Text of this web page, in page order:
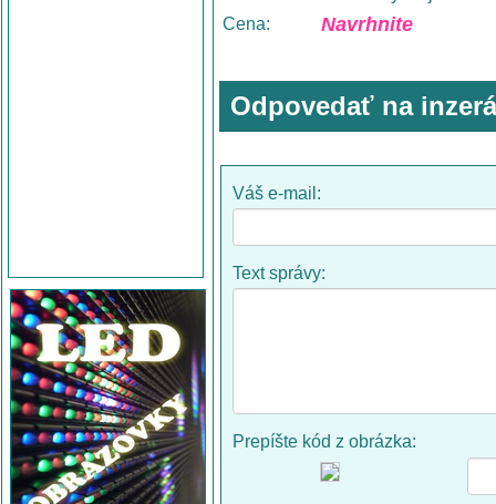
Cena:
Navrhnite
Odpovedať na
Váš e-mail:
Text správy:
Prepíšte kód z obrázka: